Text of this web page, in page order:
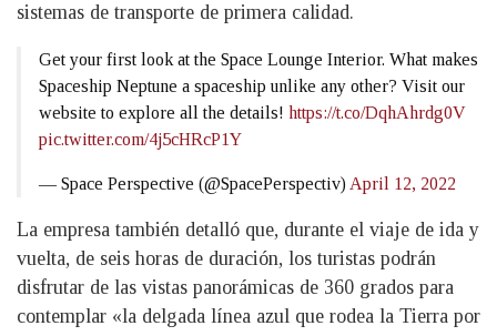
sistemas de transporte de primera calidad.
Get your first look at the Space Lounge Interior. What makes
Spaceship Neptune a spaceship unlike any other? Visit our
website to explore all the details! https://t.co/DqhAhrdg0V
pic.twitter.com/4j5cHRcP1Y
— Space Perspective (@SpacePerspectiv) April 12, 2022
La empresa también detalló que, durante el viaje de ida y
vuelta, de seis horas de duración, los turistas podrán
disfrutar de las vistas panorámicas de 360 grados para
contemplar «la delgada línea azul que rodea la Tierra por